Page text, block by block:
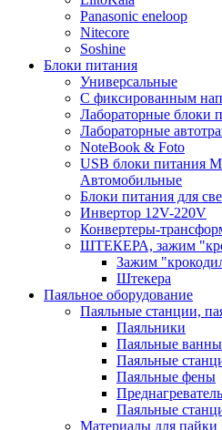
Panasonic eneloop
Nitecore
Soshine
Блоки питания
Универсальные
C фиксированным
Лабораторные блоки
Лабораторные
NoteBook & Foto
USB блоки питания
Автомобильные
Блоки питания для
Инвертор 12V-220V
Конвертеры-
ШТЕКЕРА, зажим
Зажим
Штекера
Паяльное оборудование
Паяльные станции,
Паяльники
Паяльные ванны
Паяльные
Паяльные фены
Паяльные
Материалы для пайки